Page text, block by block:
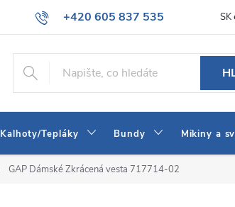
+420 605 837 535
info@jeans-shop.cz
Obchodní podmínky Naše prodejna SK
Kalhoty/Tepláky Bundy Mikiny a
GAP Dámské Zkrácená vesta 717714-02